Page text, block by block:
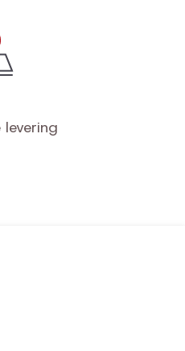
levering